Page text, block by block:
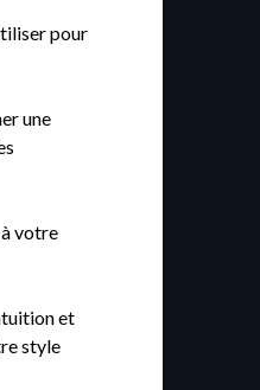
pour
une
votre
et
style